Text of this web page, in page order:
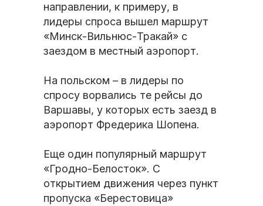
направлении, к примеру, в
лидеры спроса вышел маршрут
«Минск-Вильнюс-Тракай» с
заездом в местный аэропорт.
На польском – в лидеры по
спросу ворвались те рейсы до
Варшавы, у которых есть заезд в
аэропорт Фредерика Шопена.
Еще один популярный маршрут
«Гродно-Белосток». С
открытием движения через пункт
пропуска «Берестовица»